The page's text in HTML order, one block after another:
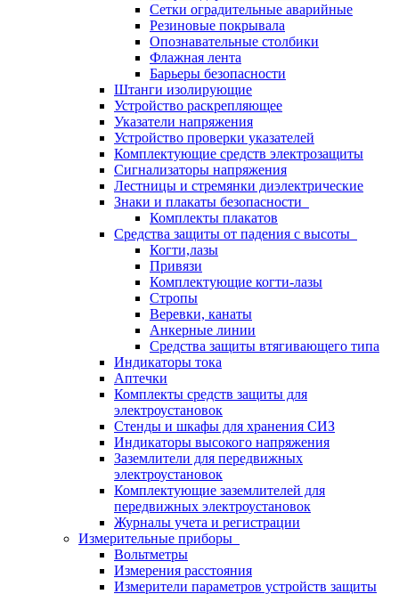
Сетки оградительные аварийные
Резиновые покрывала
Опознавательные столбики
Флажная лента
Барьеры безопасности
Штанги изолирующие
Устройство раскрепляющее
Указатели напряжения
Устройство проверки указателей
Комплектующие средств электрозащиты
Сигнализаторы напряжения
Лестницы и стремянки диэлектрические
Знаки и плакаты безопасности
Комплекты плакатов
Средства защиты от падения с высоты
Когти,лазы
Привязи
Комплектующие когти-лазы
Стропы
Веревки, канаты
Анкерные линии
Средства защиты втягивающего типа
Индикаторы тока
Аптечки
Комплекты средств защиты для
электроустановок
Стенды и шкафы для хранения СИЗ
Индикаторы высокого напряжения
Заземлители для передвижных
электроустановок
Комплектующие заземлителей для
передвижных электроустановок
Журналы учета и регистрации
Измерительные приборы
Вольтметры
Измерения расстояния
Измерители параметров устройств защиты